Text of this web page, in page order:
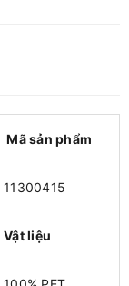
Mã sản phẩm
11300415
Vật liệu